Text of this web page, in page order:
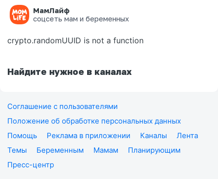
МамЛайф
соцсеть мам и беременных
Ошибка на странице
crypto.randomUUID is not a function
Найдите нужное в каналах
Соглашение с пользователями
Положение об обработке персональных данных
Помощь
Реклама в приложении Каналы
Лента
Темы
Беременным Мамам
Планирующим
Пресс-центр